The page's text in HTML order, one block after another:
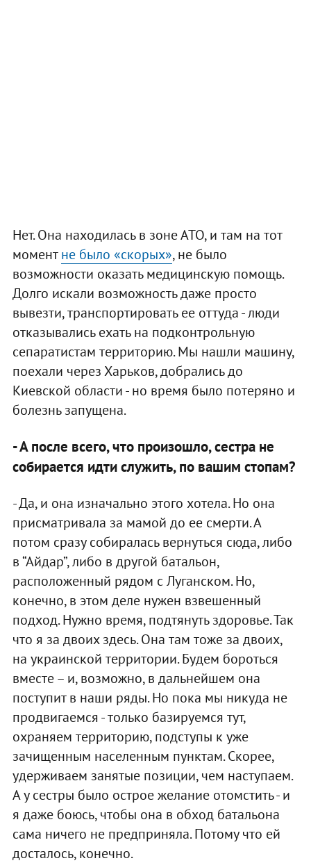
Нет. Она находилась в зоне АТО, и там на тот
моментне было «скорых», не было
возможности оказать медицинскую помощь.
Долго искали возможность даже просто
вывезти, транспортировать ее оттуда - люди
отказывались ехать на подконтрольную
сепаратистам территорию. Мы нашли машину,
поехали через Харьков, добрались до
Киевской области - но время было потеряно и
болезнь запущена.
- А после всего, что произошло, сестра не
собирается идти служить, по вашим стопам?
- Да, и она изначально этого хотела. Но она
присматривала за мамой до ее смерти. А
потом сразу собиралась вернуться сюда, либо
в “Айдар”, либо в другой батальон,
расположенный рядом с Луганском. Но,
конечно, в этом деле нужен взвешенный
подход. Нужно время, подтянуть здоровье. Так
что я за двоих здесь. Она там тоже за двоих,
на украинской территории. Будем бороться
вместе – и, возможно, в дальнейшем она
поступит в наши ряды. Но пока мы никуда не
продвигаемся - только базируемся тут,
охраняем территорию, подступы к уже
зачищенным населенным пунктам. Скорее,
удерживаем занятые позиции, чем наступаем.
А у сестры было острое желание отомстить - и
я даже боюсь, чтобы она в обход батальона
сама ничего не предприняла. Потому что ей
досталось, конечно.